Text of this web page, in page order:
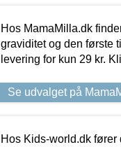
Hos MamaMilla.dk
graviditet og den første
levering for kun 29 kr.
Se udvalget på
Hos Kids-world.dk